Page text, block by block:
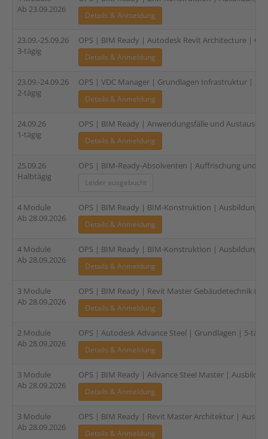
Ab 23.09.2026
Details & Anmeldung
23.09.-25.09.26
3-tägig
OPS | BIM Ready | Autodesk Revit Architecture |
Details & Anmeldung
23.09.-24.09.26
2-tägig
OPS | VDC Manager | Grundlagen Infrastruktur | 2-
Details & Anmeldung
24.09.26
1-tägig
OPS | BIM Ready | Anwendungsfälle und
Details & Anmeldung
25.09.26
Halbtägig
OPS | BIM-Ready-Absolventen | Auffrischung und
Leider ausgebucht
4 Module
Ab 28.09.2026
OPS | BIM Ready | BIM-Konstruktion | Ausbildung
Details & Anmeldung
4 Module
Ab 28.09.2026
OPS | BIM Ready | BIM-Konstruktion | Ausbildung
Details & Anmeldung
3 Module
Ab 28.09.2026
OPS | BIM Ready | Revit Master Gebäudetechnik
Details & Anmeldung
2 Module
Ab 28.09.2026
OPS | Autodesk Advance Steel | Grundlagen | 5-tägig
Details & Anmeldung
3 Module
Ab 28.09.2026
OPS | BIM Ready | Advance Steel Master |
Details & Anmeldung
3 Module
Ab 28.09.2026
OPS | BIM Ready | Revit Master Architektur |
Details & Anmeldung